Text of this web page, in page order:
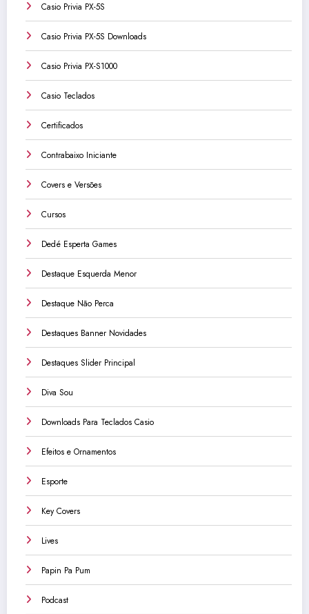
Casio Privia PX-5S
Casio Privia PX-5S Downloads
Casio Privia PX-S1000
Casio Teclados
Certificados
Contrabaixo Iniciante
Covers e Versões
Cursos
Dedé Esperta Games
Destaque Esquerda Menor
Destaque Não Perca
Destaques Banner Novidades
Destaques Slider Principal
Diva Sou
Downloads Para Teclados Casio
Efeitos e Ornamentos
Esporte
Key Covers
Lives
Papin Pa Pum
Podcast